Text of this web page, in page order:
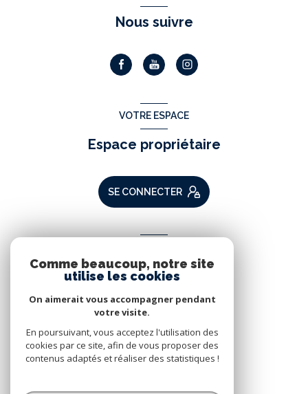
Nous suivre
VOTRE ESPACE
Espace propriétaire
SE CONNECTER
Nous adhérons
Comme beaucoup, notre site
utilise les cookies
On aimerait vous accompagner pendant
votre visite.
En poursuivant, vous acceptez l'utilisation des
cookies par ce site, afin de vous proposer des
contenus adaptés et réaliser des statistiques !